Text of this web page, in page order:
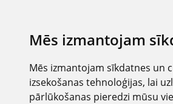
Mēs izmantojam
Mēs izmantojam sīkdatnes un
izsekošanas tehnoloģijas, lai
pārlūkošanas pieredzi mūsu